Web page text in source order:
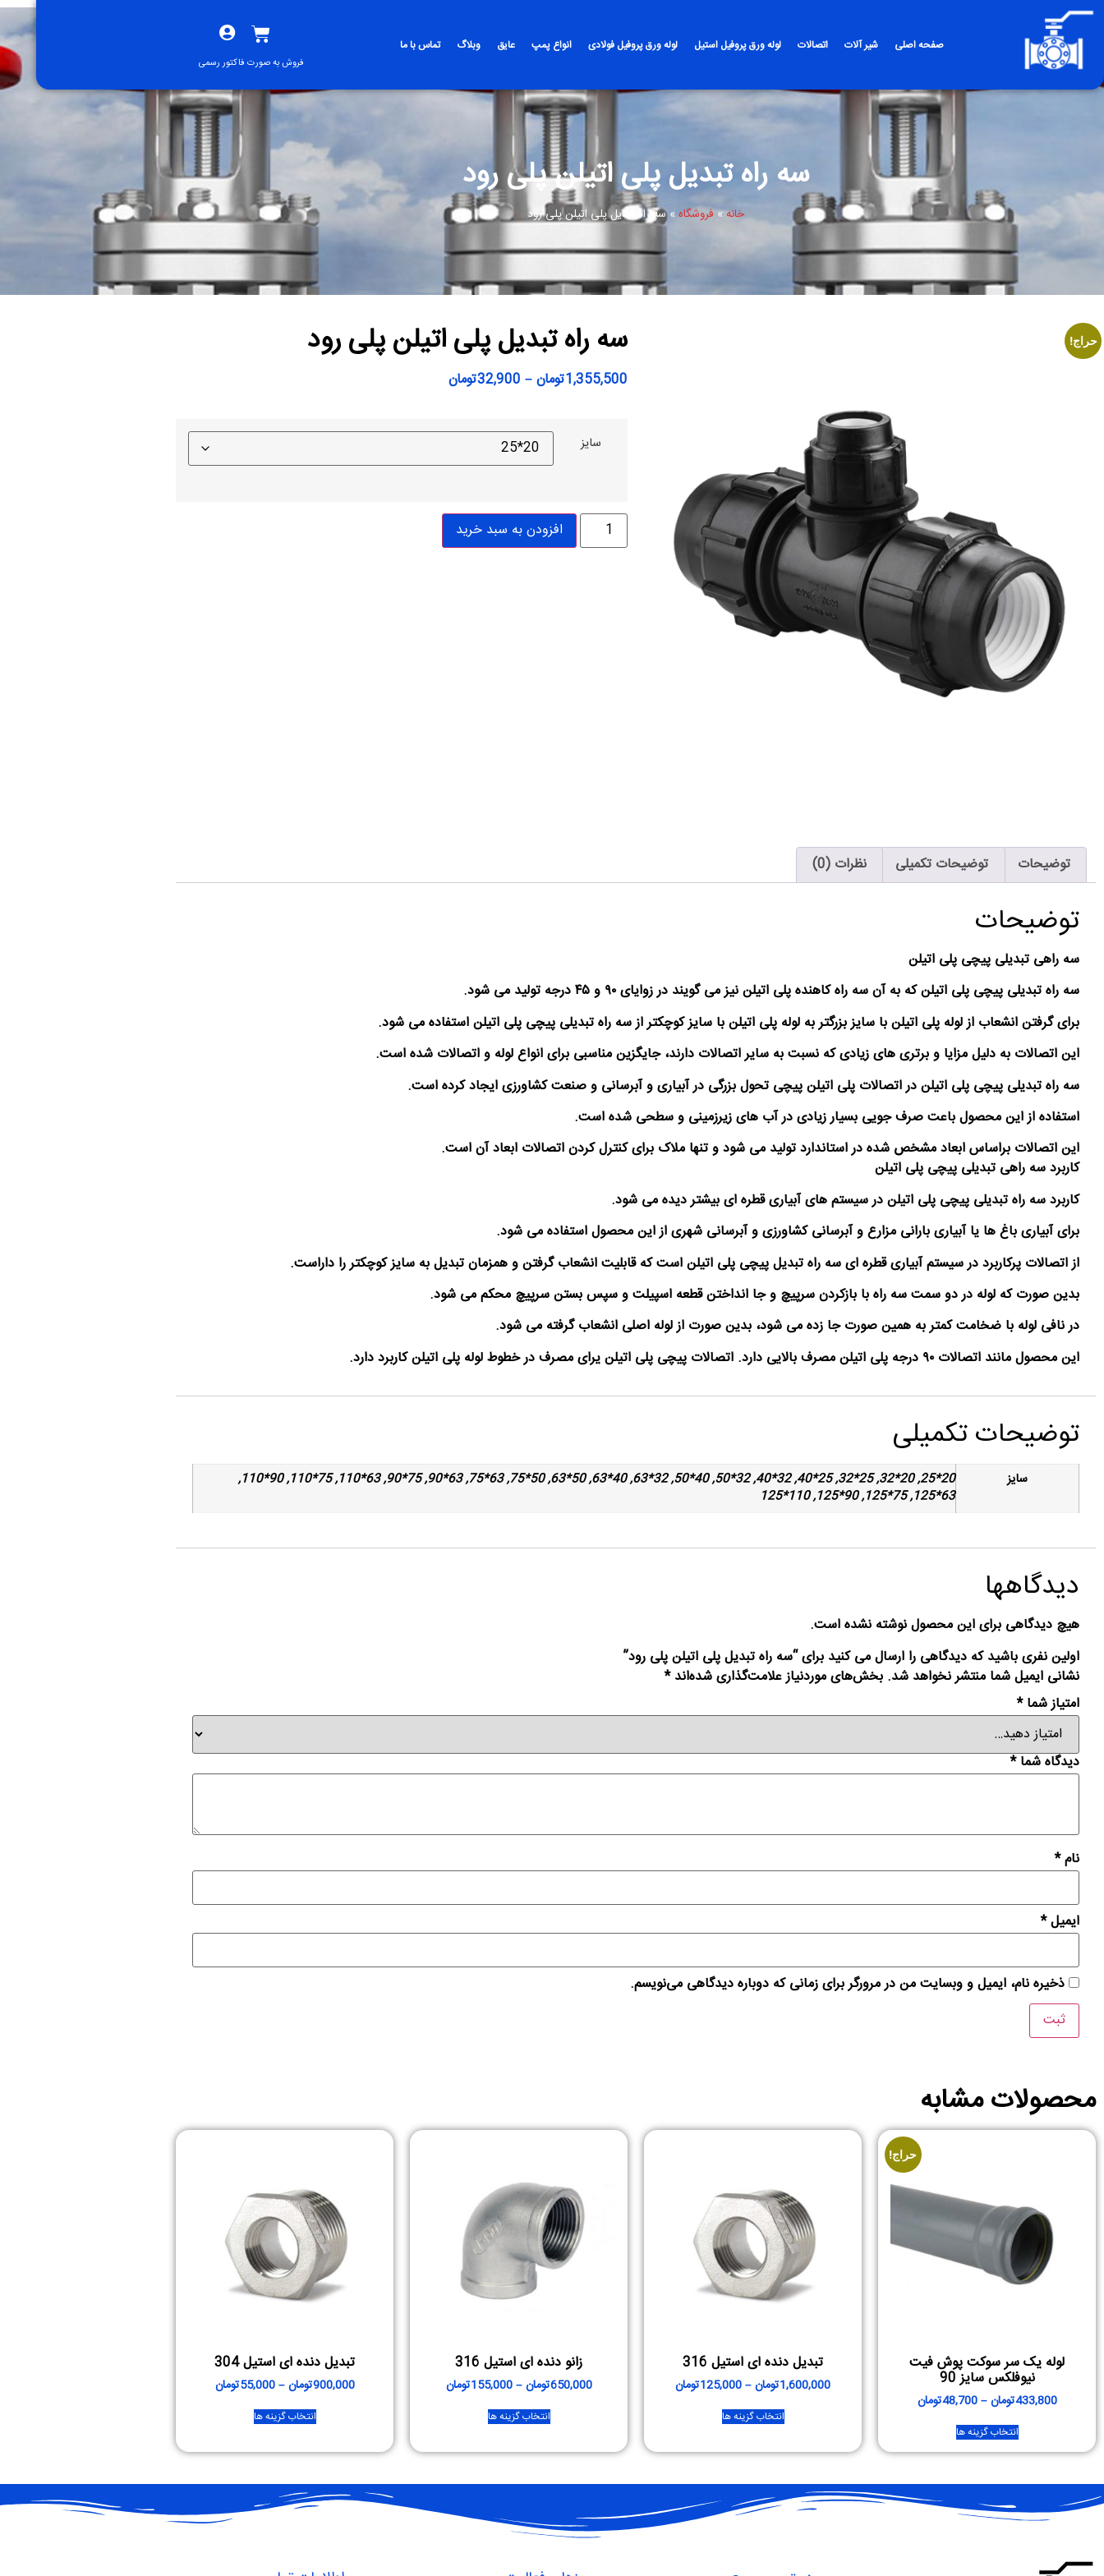
صفحه اصلی شیر آلات اتصالات لوله ورق پروفیل استیل لوله ورق پروفیل فولادی انواع پمپ عایق وبلاگ تماس با ما
فروش به صورت فاکتور رسمی
سه راه تبدیل پلی اتیلن پلی رود
خانه»فروشگاه»سه راه تبدیل پلی اتیلن پلی رود
حراج! سه راه تبدیل پلی اتیلن پلی رود
1,355,500تومان–
32,900تومان
سایز
افزودن به سبد خرید
توضیحات توضیحات تکمیلی نظرات (0)
توضیحات
سه راهی تبدیلی پیچی پلی اتیلن
سه راه تبدیلی پیچی پلی اتیلن که به آن سه راه کاهنده پلی اتیلن نیز می گویند در زوایای ۹۰ و ۴۵ درجه تولید می شود.
برای گرفتن انشعاب از لوله پلی اتیلن با سایز بزرگتر به لوله پلی اتیلن با سایز کوچکتر از سه راه تبدیلی پیچی پلی اتیلن استفاده می شود.
این اتصالات به دلیل مزایا و برتری های زیادی که نسبت به سایر اتصالات دارند، جایگزین مناسبی برای انواع لوله و اتصالات شده است.
سه راه تبدیلی پیچی پلی اتیلن در اتصالات پلی اتیلن پیچی تحول بزرگی در آبیاری و آبرسانی و صنعت کشاورزی ایجاد کرده است.
استفاده از این محصول باعت صرف جویی بسیار زیادی در آب های زیرزمینی و سطحی شده است.
این اتصالات براساس ابعاد مشخص شده در استاندارد تولید می شود و تنها ملاک برای کنترل کردن اتصالات ابعاد آن است.
کاربرد سه راهی تبدیلی پیچی پلی اتیلن
کاربرد سه راه تبدیلی پیچی پلی اتیلن در سیستم های آبیاری قطره ای بیشتر دیده می شود.
برای آبیاری باغ ها یا آبیاری بارانی مزارع و آبرسانی کشاورزی و آبرسانی شهری از این محصول استفاده می شود.
از اتصالات پرکاربرد در سیستم آبیاری قطره ای سه راه تبدیل پیچی پلی اتیلن است که قابلیت انشعاب گرفتن و همزمان تبدیل به سایز کوچکتر را داراست.
بدین صورت که لوله در دو سمت سه راه با بازکردن سرپیچ و جا انداختن قطعه اسپیلت و سپس بستن سرپیچ محکم می شود.
در نافی لوله با ضخامت کمتر به همین صورت جا زده می شود، بدین صورت از لوله اصلی انشعاب گرفته می شود.
این محصول مانند اتصالات ۹۰ درجه پلی اتیلن مصرف بالایی دارد. اتصالات پیچی پلی اتیلن یرای مصرف در خطوط لوله پلی اتیلن کاربرد دارد.
توضیحات تکمیلی
سایز
20*25, 20*32, 25*32, 25*40, 32*40, 32*50, 40*50, 32*63, 40*63, 50*63, 50*75, 63*75, 63*90, 75*90, 63*110, 75*110, 90*110,
63*125, 75*125, 90*125, 110*125
دیدگاهها
هیچ دیدگاهی برای این محصول نوشته نشده است.
اولین نفری باشید که دیدگاهی را ارسال می کنید برای “سه راه تبدیل پلی اتیلن پلی رود”
نشانی ایمیل شما منتشر نخواهد شد. بخش‌های موردنیاز علامت‌گذاری شده‌اند*
امتیاز شما*
دیدگاه شما*
نام*
ایمیل*
ذخیره نام، ایمیل و وبسایت من در مرورگر برای زمانی که دوباره دیدگاهی می‌نویسم.
محصولات مشابه
حراج!
لوله یک سر سوکت پوش فیت
نیوفلکس سایز 90
433,800تومان –
48,700تومان
انتخاب گزینه ها
تبدیل دنده ای استیل 316
1,600,000تومان–
125,000تومان
انتخاب گزینه ها
زانو دنده ای استیل 316
650,000تومان –
155,000تومان
انتخاب گزینه ها
تبدیل دنده ای استیل 304
900,000تومان –
55,000تومان
انتخاب گزینه ها